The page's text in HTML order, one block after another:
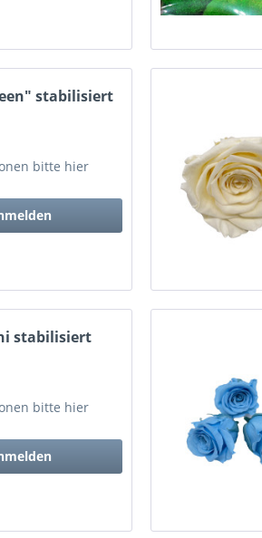
stabilisiert
bitte hier
stabilisiert
bitte hier